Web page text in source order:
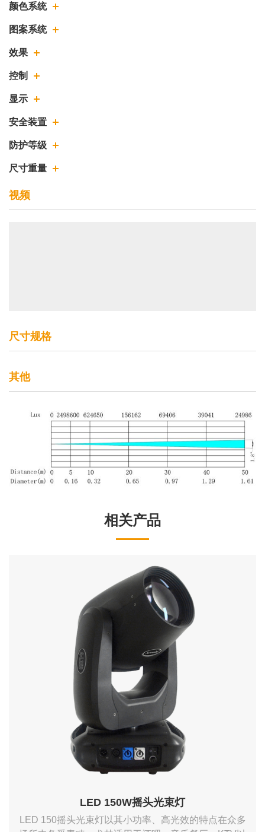
颜色系统
图案系统
效果
控制
显示
安全装置
防护等级
尺寸重量
视频
尺寸规格
其他
相关产品
LED 150W摇头光束灯
LED 150摇头光束灯以其小功率、高光效的特点在众多